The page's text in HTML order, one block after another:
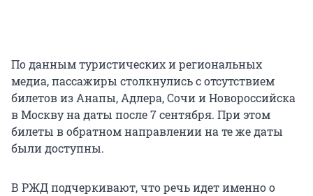
По данным туристических и региональных
медиа, пассажиры столкнулись с отсутствием
билетов из Анапы, Адлера, Сочи и Новороссийска
в Москву на даты после 7 сентября. При этом
билеты в обратном направлении на те же даты
были доступны.
В РЖД подчеркивают, что речь идет именно о